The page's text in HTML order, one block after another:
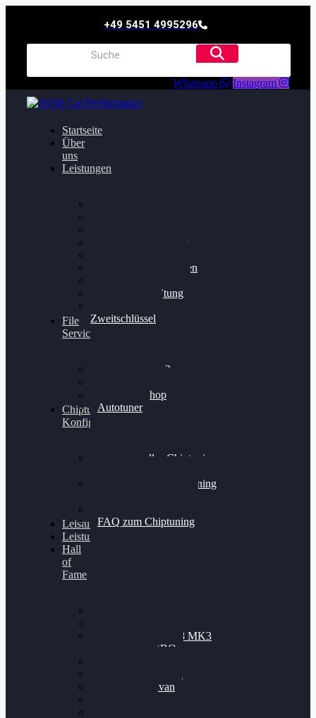
+49 5451 4995296
Whatsapp Instagram
Startseite
Über
uns
Leistungen
Getriebeoptimierung
Bremsscheiben planen
Felgenaufbereitung
Zweitschlüssel
File
Service
Alientech Kess3
Alientech Shop
Autotuner
Chiptuning
Konfigurator
Professionelles Chiptuning
Professionelles Chiptuning
FAQ zum Chiptuning
Leistungsmessung
Leistungsprüfstand
Hall
of
Fame
Nissan GT-R35 3.8 MK3
V6 TWINTURBO
VW Passat 2.0TDI
VW T6 Multivan